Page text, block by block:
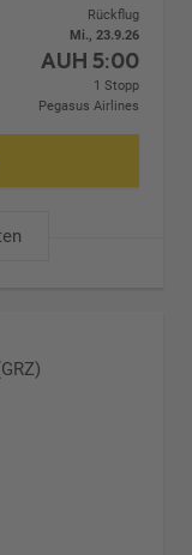
Rückflug
Mi., 23.9.26
AUH 5:00
1 Stopp
Pegasus Airlines